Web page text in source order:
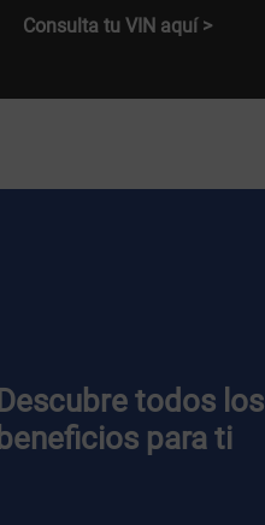
Consulta tu VIN aquí >
Descubre todos los
beneficios para ti